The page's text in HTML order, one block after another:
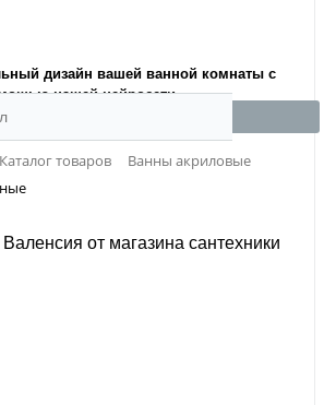
дизайн вашей ванной комнаты с
нашей нейросети.
Каталог товаров
Ванны акриловые